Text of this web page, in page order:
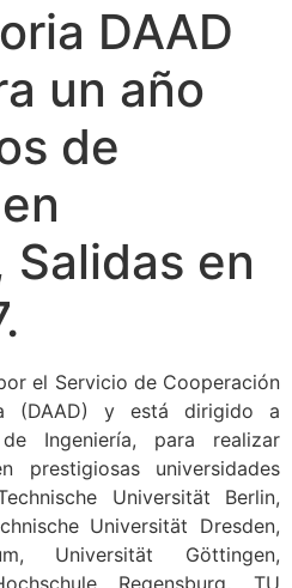
DAAD
un año
de
Salidas en
el Servicio de Cooperación
(DAAD) y está dirigido a
Ingeniería, para realizar
universidades
Universität Berlin,
Universität Dresden,
Universität Göttingen,
Regensburg, TU